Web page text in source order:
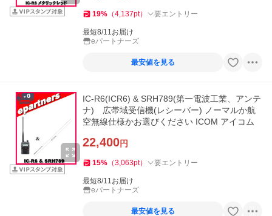
19% （4,137pt） 要エントリー
最短8/11お届け
eパートナーズ
最安値を見る
IC-R6(ICR6) & SRH789(第一電波工業、アンテ
ナ) 広帯域受信機(レシーバー) ノーマルか航
空無線仕様かお選びください ICOM アイコム
22,400円
15% （3,063pt） 要エントリー
最短8/11お届け
eパートナーズ
最安値を見る